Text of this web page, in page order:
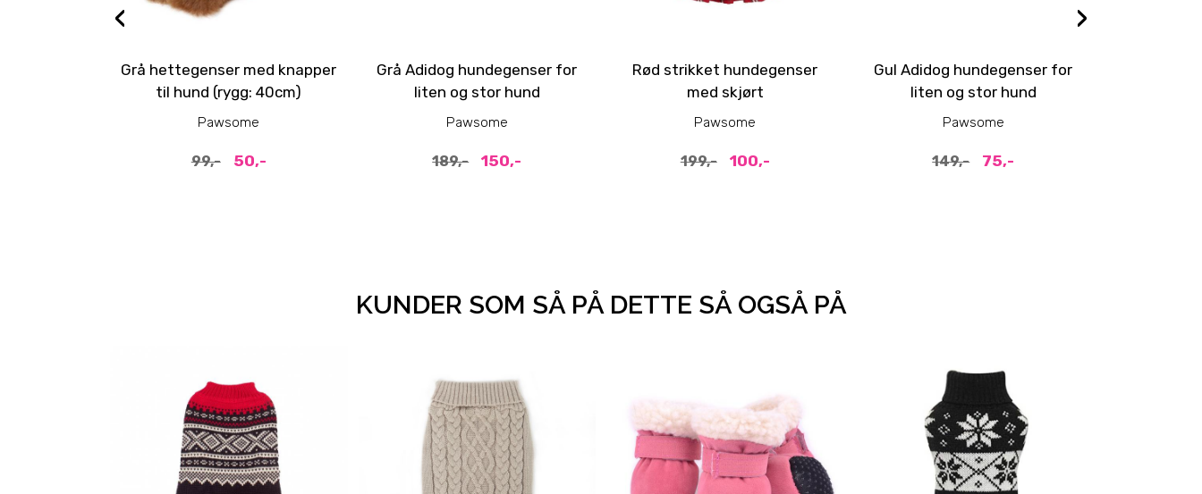
Grå hettegenser med knapper
til hund (rygg: 40cm)
Pawsome
99,- 50,-
Grå Adidog hundegenser for
liten og stor hund
Pawsome
189,- 150,-
Rød strikket hundegenser
med skjørt
Pawsome
199,- 100,-
Gul Adidog hundegenser for
liten og stor hund
Pawsome
149,- 75,-
‹ ›
KUNDER SOM SÅ PÅ DETTE SÅ OGSÅ PÅ